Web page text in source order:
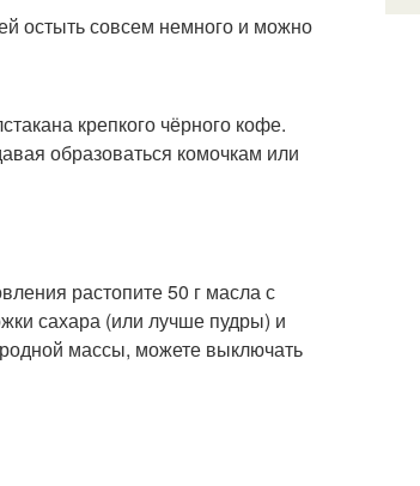
остыть совсем немного и можно
крепкого чёрного кофе.
образоваться комочкам или
растопите 50 г масла с
сахара (или лучше пудры) и
массы, можете выключать